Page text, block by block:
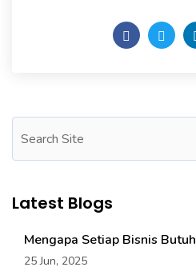
Latest Blogs
Mengapa Setiap Bisnis Butuh
25 Jun, 2025